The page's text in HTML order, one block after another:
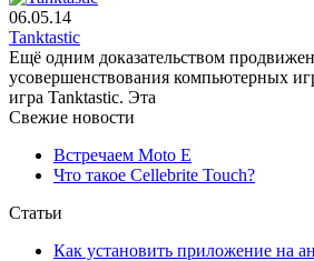
06.05.14
Tanktastic
Ещё одним доказательством
усовершенствования компьютерных
игра Tanktastiс. Эта
Свежие новости
Встречаем Moto E
Что такое Cellebrite Touch?
Статьи
Как установить приложение на